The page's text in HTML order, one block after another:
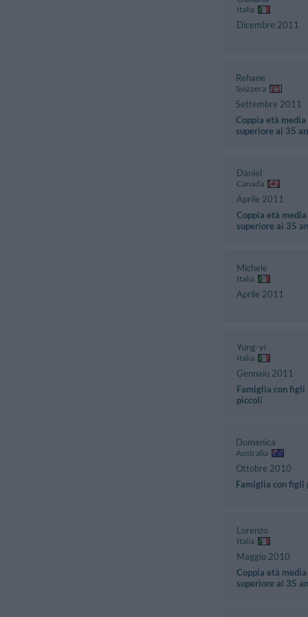
Italia
Dicembre 2011
Rehane
Svizzera
Settembre 2011
Coppia età media
superiore ai 35
Daniel
Canada
Aprile 2011
Coppia età media
superiore ai 35
Michele
Italia
Aprile 2011
Yung-yi
Italia
Gennaio 2011
Famiglia con figli
piccoli
Domenica
Australia
Ottobre 2010
Famiglia con figli
Lorenzo
Italia
Maggio 2010
Coppia età media
superiore ai 35